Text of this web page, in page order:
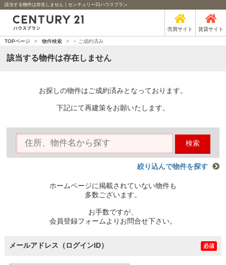
該当する物件は存在しません｜センチュリー21ハウスプラン
売買サイト 賃貸サイト
TOPページ > 物件検索 > - ご成約済み
該当する物件は存在しません
お探しの物件はご成約済みとなっております。
下記にて再建策をお願いたします。
検索
絞り込んで物件を探す
ホームページに掲載されていない物件も
多数ございます。
お手数ですが、
会員登録フォームよりお問合せ下さい。
メールアドレス（ログインID） 必須